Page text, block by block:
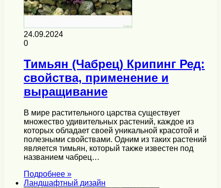
24.09.2024
0
Тимьян (Чабрец) Крипинг Ред:
свойства, применение и
выращивание
В мире растительного царства существует
множество удивительных растений, каждое из
которых обладает своей уникальной красотой и
полезными свойствами. Одним из таких растений
является тимьян, который также известен под
названием чабрец…
Подробнее »
Ландшафтный дизайн